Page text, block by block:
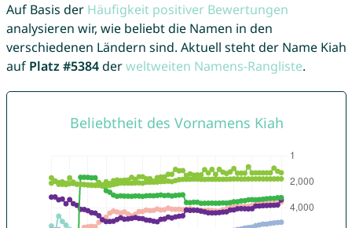
Auf Basis der Häufigkeit positiver Bewertungen
analysieren wir, wie beliebt die Namen in den
verschiedenen Ländern sind. Aktuell steht der Name Kiah
auf Platz #5384derweltweiten Namens-Rangliste.